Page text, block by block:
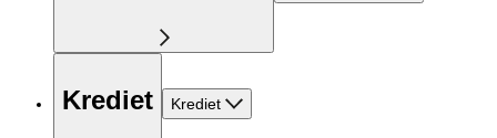
Krediet Krediet